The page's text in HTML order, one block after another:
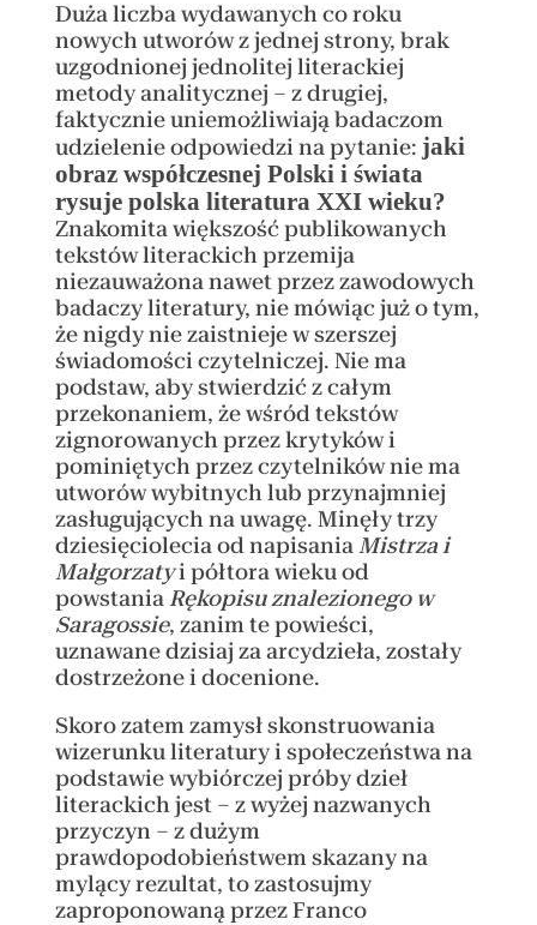
Duża liczba wydawanych co roku
nowych utworów z jednej strony, brak
uzgodnionej jednolitej literackiej
metody analitycznej – z drugiej,
faktycznie uniemożliwiają badaczom
udzielenie odpowiedzi na pytanie: jaki
obraz współczesnej Polski i świata
rysuje polska literatura XXI wieku?
Znakomita większość publikowanych
tekstów literackich przemija
niezauważona nawet przez zawodowych
badaczy literatury, nie mówiąc już o tym,
że nigdy nie zaistnieje w szerszej
świadomości czytelniczej. Nie ma
podstaw, aby stwierdzić z całym
przekonaniem, że wśród tekstów
zignorowanych przez krytyków i
pominiętych przez czytelników nie ma
utworów wybitnych lub przynajmniej
zasługujących na uwagę. Minęły trzy
dziesięciolecia od napisaniaMistrza i
Małgorzatyi półtora wieku od
powstaniaRękopisu znalezionego w
Saragossie, zanim te powieści,
uznawane dzisiaj za arcydzieła, zostały
dostrzeżone i docenione.
Skoro zatem zamysł skonstruowania
wizerunku literatury i społeczeństwa na
podstawie wybiórczej próby dzieł
literackich jest – z wyżej nazwanych
przyczyn – z dużym
prawdopodobieństwem skazany na
mylący rezultat, to zastosujmy
zaproponowaną przez Franco